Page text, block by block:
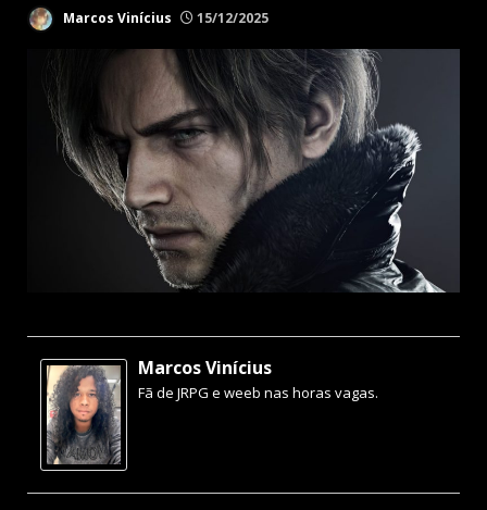
Marcos Vinícius 15/12/2025
Marcos Vinícius
Fã de JRPG e weeb nas horas vagas.